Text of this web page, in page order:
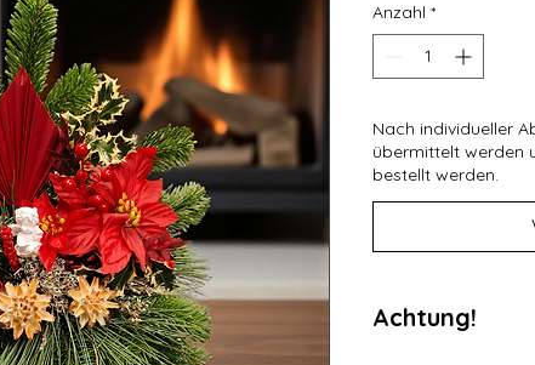
Anzahl *
Nach individueller
übermittelt werden
bestellt werden.
Achtung!